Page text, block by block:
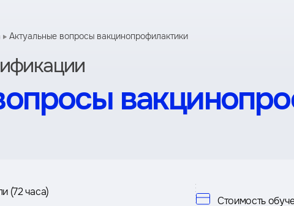
Актуальные вопросы вакцинопрофилактики
(72 часа)
Стоимость